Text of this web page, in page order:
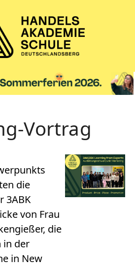
Vortrag
die
3ABK
von Frau
die
in der
in New